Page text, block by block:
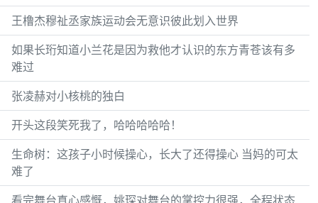
王橹杰穆祉丞家族运动会无意识彼此划入世界
如果长珩知道小兰花是因为救他才认识的东方青苍该有多
难过
张凌赫对小核桃的独白
开头这段笑死我了，哈哈哈哈哈！
生命树：这孩子小时候操心，长大了还得操心 当妈的可太
难了